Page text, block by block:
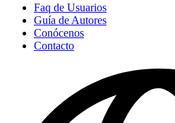
Faq de Usuarios
Guía de Autores
Conócenos
Contacto